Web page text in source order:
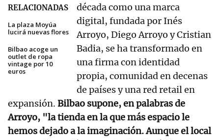
RELACIONADAS
La plaza Moyúa
lucirá nuevas flores
Bilbao acoge un
outlet de ropa
vintage por 10
euros
década como una marca
digital, fundada por Inés
Arroyo, Diego Arroyo y Cristian
Badia, se ha transformado en
una firma con identidad
propia, comunidad en decenas
de países y una red retail en
expansión. Bilbao supone, en palabras de
Arroyo, "la tienda en la que más espacio le
hemos dejado a la imaginación. Aunque el local